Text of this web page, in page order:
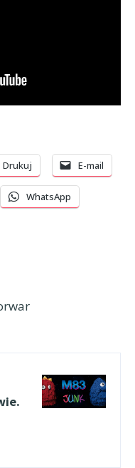
Drukuj E-mail
WhatsApp